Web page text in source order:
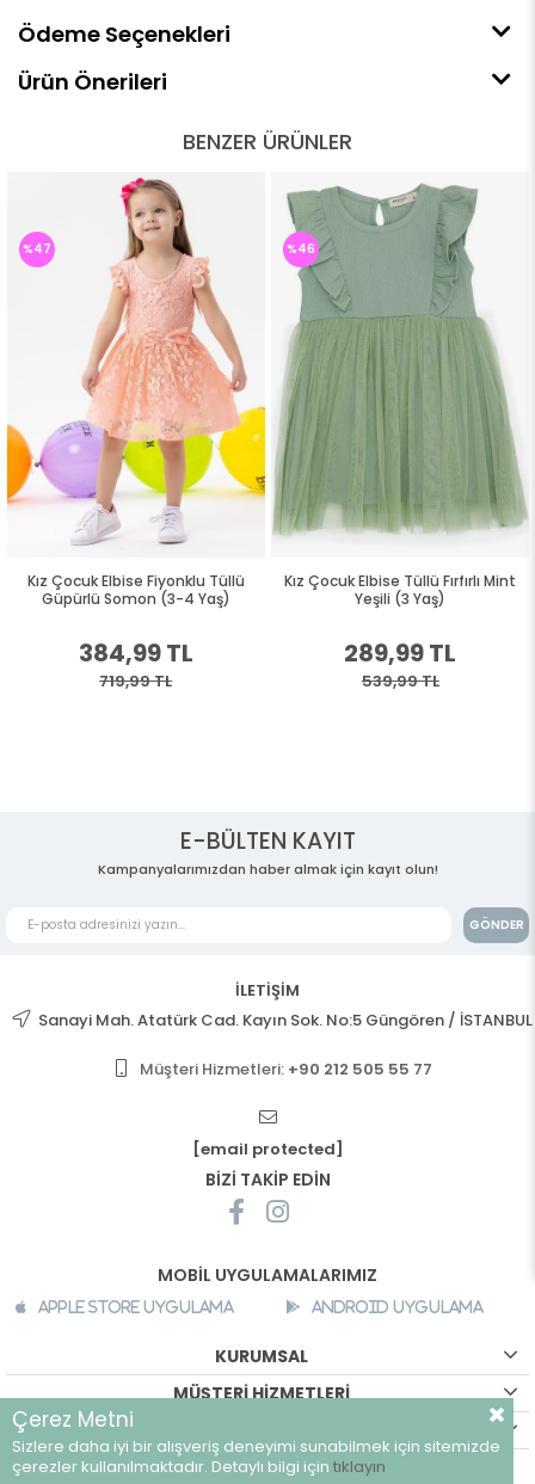
Ödeme Seçenekleri
Ürün Önerileri
BENZER ÜRÜNLER
Kız Çocuk Elbise Fiyonklu Tüllü
Güpürlü Somon (3-4 Yaş)
384,99 TL
719,99 TL
%47
Kız Çocuk Elbise Tüllü Fırfırlı Mint
Yeşili (3 Yaş)
289,99 TL
539,99 TL
%46
E-BÜLTEN KAYIT
Kampanyalarımızdan haber almak için kayıt olun!
GÖNDER
İLETİŞİM
Sanayi Mah. Atatürk Cad. Kayın Sok. No:5 Güngören / İSTANBUL
Müşteri Hizmetleri: +90 212 505 55 77
[email protected]
BİZİ TAKİP EDİN
MOBİL UYGULAMALARIMIZ
Apple Store Uygulama Android Uygulama
KURUMSAL
MÜŞTERİ HİZMETLERİ
©breeze.com.tr - Tüm hakları saklıdır.
Çerez Metni
Sizlere daha iyi bir alışveriş deneyimi sunabilmek için sitemizde
çerezler kullanılmaktadır. Detaylı bilgi için tıklayın